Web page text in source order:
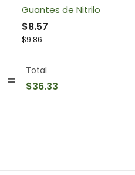
Guantes de Nitrilo
$8.57
$9.86
Total
$36.33